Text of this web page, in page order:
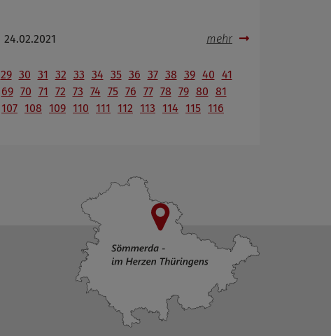
24.02.2021 mehr
29 30 31 32 33 34 35 36 37 38 39 40 41
69 70 71 72 73 74 75 76 77 78 79 80 81
107 108 109 110 111 112 113 114 115 116